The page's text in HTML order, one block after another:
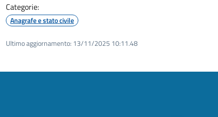
Categorie:
Anagrafe e stato civile
Ultimo aggiornamento: 13/11/2025 10:11.48